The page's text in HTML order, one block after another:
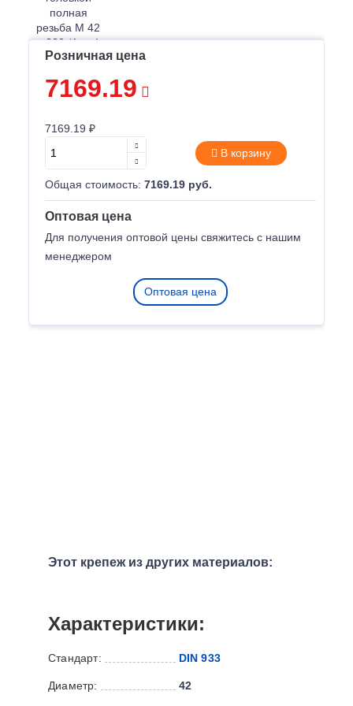
Розничная цена
7169.19
7169.19 ₽
В корзину
Общая стоимость: 7169.19 руб.
Оптовая цена
Для получения оптовой цены свяжитесь с нашим
менеджером
Оптовая цена
Этот крепеж из других материалов:
Характеристики:
Стандарт: DIN 933
Диаметр: 42